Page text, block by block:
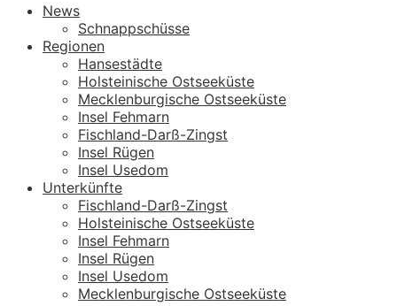
News
Schnappschüsse
Regionen
Hansestädte
Holsteinische Ostseeküste
Mecklenburgische Ostseeküste
Insel Fehmarn
Fischland-Darß-Zingst
Insel Rügen
Insel Usedom
Unterkünfte
Fischland-Darß-Zingst
Holsteinische Ostseeküste
Insel Fehmarn
Insel Rügen
Insel Usedom
Mecklenburgische Ostseeküste